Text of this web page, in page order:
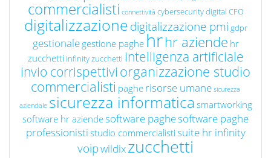
commercialisti connettività cybersecuritydigital CFO
digitalizzazionedigitalizzazione pmi gdpr
gestionale gestione paghe hrhr aziende hr
zucchetti infinity zucchetti intelligenza artificiale
invio corrispettivi organizzazione studio
commercialisti paghe risorse umane sicurezza
aziendale sicurezza informatica smartworking
software hr aziendesoftware paghesoftware paghe
professionisti studio commercialisti suite hr infinity
voipwildixzucchetti